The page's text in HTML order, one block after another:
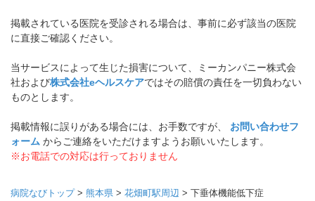
掲載されている医院を受診される場合は、事前に必ず該当の医院
に直接ご確認ください。
当サービスによって生じた損害について、ミーカンパニー株式会
社および株式会社eヘルスケアではその賠償の責任を一切負わない
ものとします。
掲載情報に誤りがある場合には、お手数ですが、 お問い合わせフ
ォーム からご連絡をいただけますようお願いいたします。
※お電話での対応は行っておりません
病院なびトップ> 熊本県 > 花畑町駅周辺 > 下垂体機能低下症